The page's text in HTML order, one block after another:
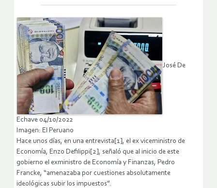
José De
Echave 04/10/2022
Imagen: El Peruano
Hace unos días, en una entrevista[1], el ex viceministro de
Economía, Enzo Defilippi[2], señaló que al inicio de este
gobierno el exministro de Economía y Finanzas, Pedro
Francke, “amenazaba por cuestiones absolutamente
ideológicas subir los impuestos”.